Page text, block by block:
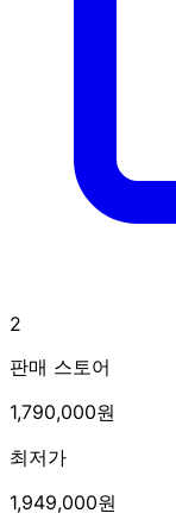
2
판매 스토어
1,790,000원
최저가
1,949,000원